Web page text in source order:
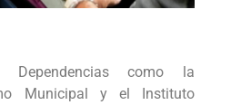
Dependencias como la
Municipal y el Instituto